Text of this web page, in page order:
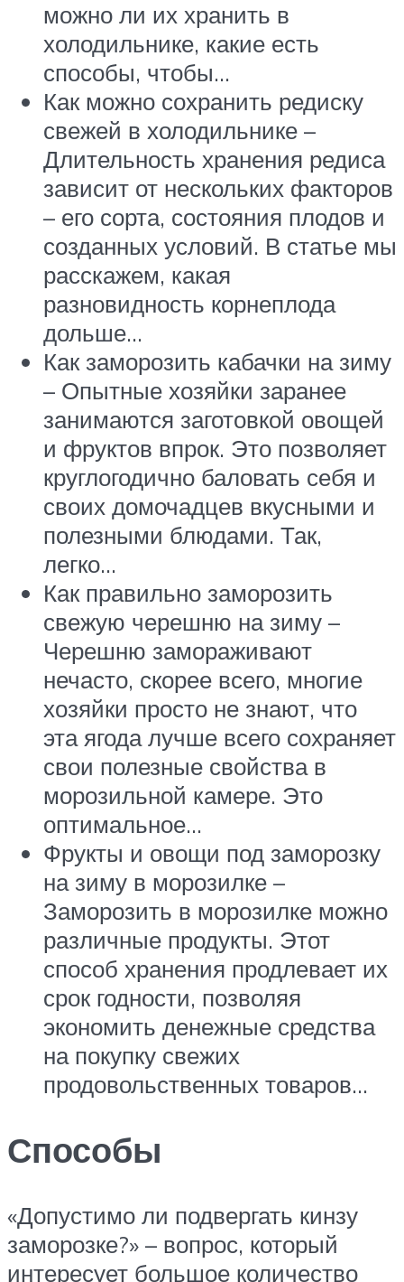
можно ли их хранить в
холодильнике, какие есть
способы, чтобы…
Как можно сохранить редиску
свежей в холодильнике –
Длительность хранения редиса
зависит от нескольких факторов
– его сорта, состояния плодов и
созданных условий. В статье мы
расскажем, какая
разновидность корнеплода
дольше…
Как заморозить кабачки на зиму
– Опытные хозяйки заранее
занимаются заготовкой овощей
и фруктов впрок. Это позволяет
круглогодично баловать себя и
своих домочадцев вкусными и
полезными блюдами. Так,
легко…
Как правильно заморозить
свежую черешню на зиму –
Черешню замораживают
нечасто, скорее всего, многие
хозяйки просто не знают, что
эта ягода лучше всего сохраняет
свои полезные свойства в
морозильной камере. Это
оптимальное…
Фрукты и овощи под заморозку
на зиму в морозилке –
Заморозить в морозилке можно
различные продукты. Этот
способ хранения продлевает их
срок годности, позволяя
экономить денежные средства
на покупку свежих
продовольственных товаров…
Способы
«Допустимо ли подвергать кинзу
заморозке?» – вопрос, который
интересует большое количество